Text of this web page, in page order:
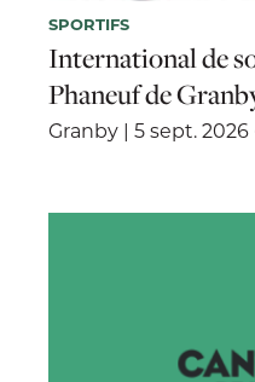
SPORTIFS
International de
Phaneuf de
Granby | 5 sept. 2026